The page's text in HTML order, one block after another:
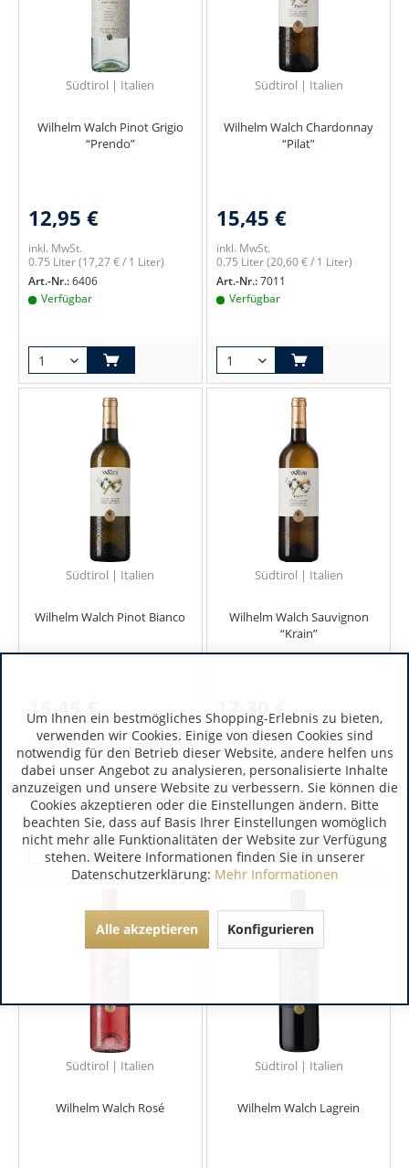
Südtirol | Italien
Wilhelm Walch Pinot Grigio
“Prendo”
12,95 €
inkl. MwSt.
0.75 Liter(17,27 € / 1 Liter)
Art.-Nr.:6406
Verfügbar
Südtirol | Italien
Wilhelm Walch Chardonnay
“Pilat”
15,45 €
inkl. MwSt.
0.75 Liter(20,60 € / 1 Liter)
Art.-Nr.:7011
Verfügbar
Südtirol | Italien
Wilhelm Walch Pinot Bianco
15,45 €
inkl. MwSt.
0.75 Liter(20,60 € / 1 Liter)
Art.-Nr.:7123
Verfügbar
Südtirol | Italien
Wilhelm Walch Sauvignon
“Krain”
17,30 €
inkl. MwSt.
0.75 Liter(23,07 € / 1 Liter)
Art.-Nr.:7124
Verfügbar
Südtirol | Italien
Wilhelm Walch Rosé
Südtirol | Italien
Wilhelm Walch Lagrein
Um Ihnen ein bestmögliches Shopping-Erlebnis zu bieten,
verwenden wir Cookies. Einige von diesen Cookies sind
notwendig für den Betrieb dieser Website, andere helfen uns
dabei unser Angebot zu analysieren, personalisierte Inhalte
anzuzeigen und unsere Website zu verbessern. Sie können die
Cookies akzeptieren oder die Einstellungen ändern. Bitte
beachten Sie, dass auf Basis Ihrer Einstellungen womöglich
nicht mehr alle Funktionalitäten der Website zur Verfügung
stehen. Weitere Informationen finden Sie in unserer
Datenschutzerklärung: Mehr Informationen
Alle akzeptieren Konfigurieren